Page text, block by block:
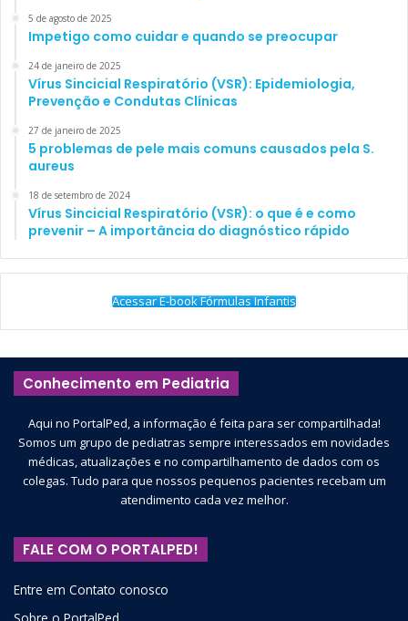
5 de agosto de 2025
Impetigo como cuidar e quando se preocupar
24 de janeiro de 2025
Vírus Sincicial Respiratório (VSR): Epidemiologia,
Prevenção e Condutas Clínicas
27 de janeiro de 2025
5 problemas de pele mais comuns causados pela S.
aureus
18 de setembro de 2024
Vírus Sincicial Respiratório (VSR): o que é e como
prevenir – A importância do diagnóstico rápido
Acessar E-book Fórmulas Infantis
Conhecimento em Pediatria
Aqui no PortalPed, a informação é feita para ser compartilhada!
Somos um grupo de pediatras sempre interessados em novidades
médicas, atualizações e no compartilhamento de dados com os
colegas. Tudo para que nossos pequenos pacientes recebam um
atendimento cada vez melhor.
FALE COM O PORTALPED!
Entre em Contato conosco